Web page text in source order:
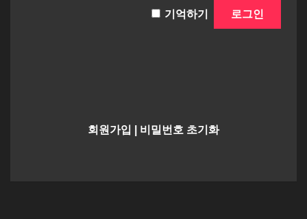
기억하기
회원가입 비밀번호 초기화